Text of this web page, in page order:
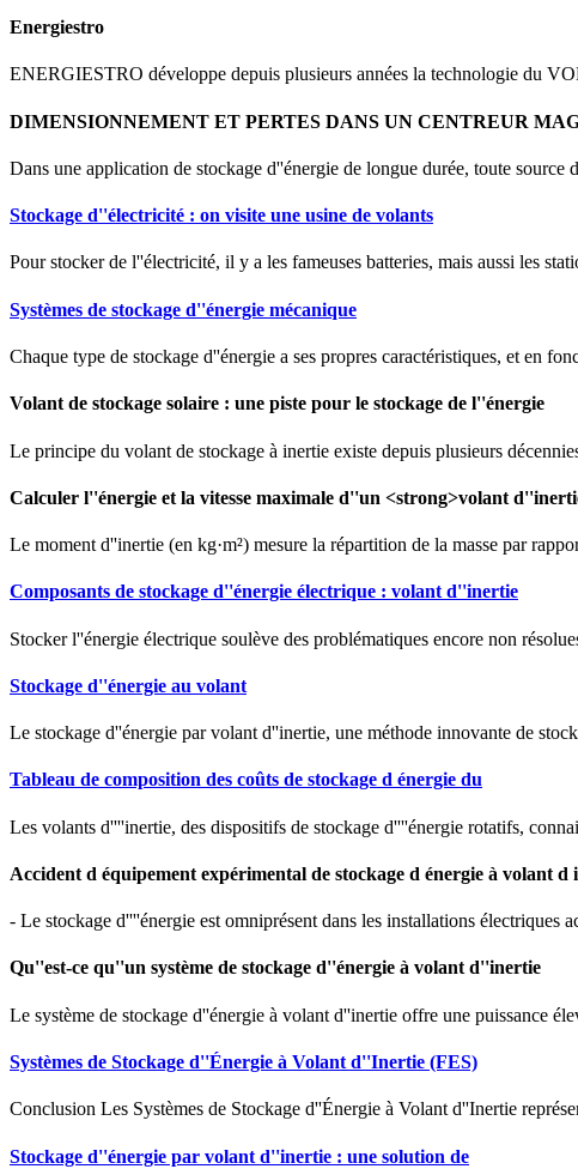
Energiestro
ENERGIESTRO développe depuis plusieurs années la technologie du
DIMENSIONNEMENT ET PERTES DANS UN CENTREUR
Dans une application de stockage d''énergie de longue durée, toute
Stockage d''électricité : on visite une usine de volants
Pour stocker de l''électricité, il y a les fameuses batteries, mais aussi les
Systèmes de stockage d''énergie mécanique
Chaque type de stockage d''énergie a ses propres caractéristiques, et en
Volant de stockage solaire : une piste pour le stockage de l''énergie
Le principe du volant de stockage à inertie existe depuis plusieurs
Calculer l''énergie et la vitesse maximale d''un <strong>volant
Le moment d''inertie (en kg·m²) mesure la répartition de la masse par
Composants de stockage d''énergie électrique : volant d''inertie
Stocker l''énergie électrique soulève des problématiques encore non
Stockage d''énergie au volant
Le stockage d''énergie par volant d''inertie, une méthode innovante de
Tableau de composition des coûts de stockage d énergie du
Les volants d''''inertie, des dispositifs de stockage d''''énergie rotatifs,
Accident d équipement expérimental de stockage d énergie à volant d
- Le stockage d''''énergie est omniprésent dans les installations électriques
Qu''est-ce qu''un système de stockage d''énergie à volant d''inertie
Le système de stockage d''énergie à volant d''inertie offre une puissance
Systèmes de Stockage d''Énergie à Volant d''Inertie (FES)
Conclusion Les Systèmes de Stockage d''Énergie à Volant d''Inertie
Stockage d''énergie par volant d''inertie : une solution de